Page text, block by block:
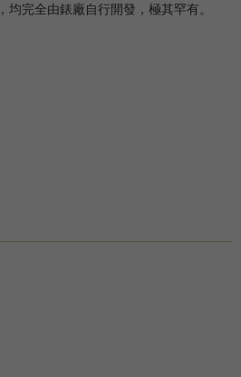
完全由錶廠自行開發，極其罕有。